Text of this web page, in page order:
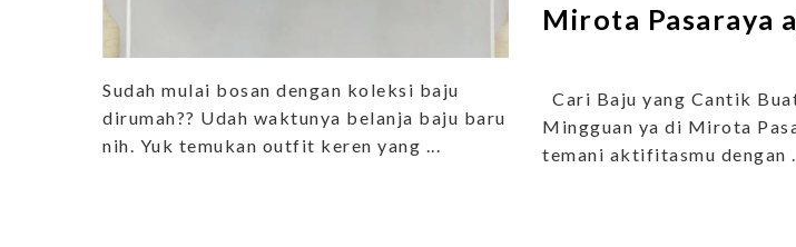
Sudah mulai bosan dengan koleksi baju
dirumah?? Udah waktunya belanja baju baru
nih. Yuk temukan outfit keren yang ...
Mirota Pasaraya
Cari Baju yang Cantik
Mingguan ya di Mirota
temani aktifitasmu dengan ...